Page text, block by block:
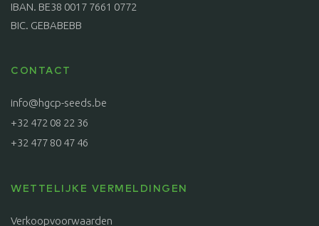
IBAN. BE38 0017 7661 0772
BIC. GEBABEBB
CONTACT
info@hgcp-seeds.be
+32 472 08 22 36
+32 477 80 47 46
WETTELIJKE VERMELDINGEN
Verkoopvoorwaarden